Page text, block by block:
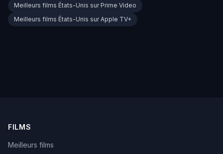
Meilleurs films États-Unis sur Prime Video
Meilleurs films États-Unis sur Apple TV+
FILMS
Meilleurs films